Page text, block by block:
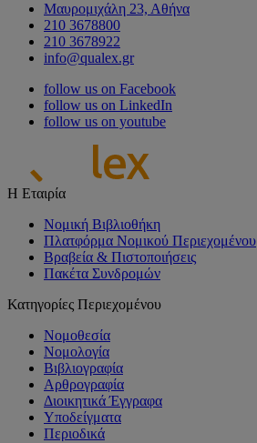
Μαυρομιχάλη 23, Αθήνα
210 3678800
210 3678922
info@qualex.gr
follow us on Facebook
follow us on LinkedIn
follow us on youtube
Η Εταιρία
Νομική Βιβλιοθήκη
Πλατφόρμα Νομικού Περιεχομένου
Βραβεία & Πιστοποιήσεις
Πακέτα Συνδρομών
Κατηγορίες Περιεχομένου
Νομοθεσία
Νομολογία
Βιβλιογραφία
Αρθρογραφία
Διοικητικά Έγγραφα
Υποδείγματα
Περιοδικά